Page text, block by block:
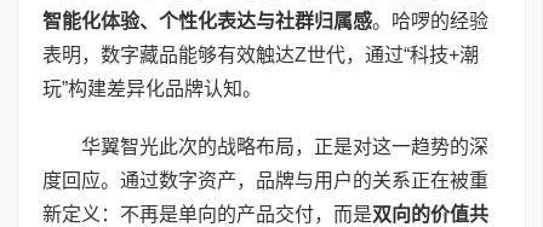
智能化体验、个性化表达与社群归属感。哈啰的经验
表明，数字藏品能够有效触达Z世代，通过“科技+潮
玩”构建差异化品牌认知。
华翼智光此次的战略布局，正是对这一趋势的深
度回应。通过数字资产，品牌与用户的关系正在被重
新定义：不再是单向的产品交付，而是双向的价值共